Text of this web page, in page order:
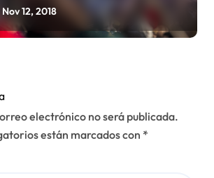
Nov 12, 2018
electrónico no será publicada.
están marcados con *